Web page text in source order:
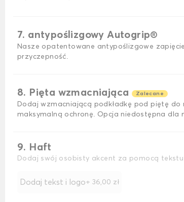
7. antypoślizgowy Autogrip®
Nasze opatentowane antypoślizgowe
przyczepność.
8. Pięta wzmacniająca Zalecane
Dodaj wzmacniającą podkładkę pod piętę do
maksymalną ochronę. Opcja niedostępna dla
9. Haft
Dodaj swój osobisty akcent za pomocą
Dodaj tekst i logo+ 36,00 zł